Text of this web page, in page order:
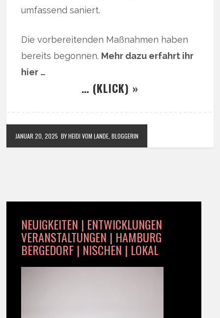
umfassend saniert.
Die vorbereitenden Maßnahmen haben
bereits begonnen. Mehr dazu erfahrt ihr
hier …
… (KLICK) »
JANUAR 20, 2025 BY HEIDI VOM LANDE, BLOGGERIN
NEUIGKEITEN | ENTWICKLUNGEN
VERANSTALTUNGEN | HAMBURG
BERGEDORF | NISCHEN | LOKAL